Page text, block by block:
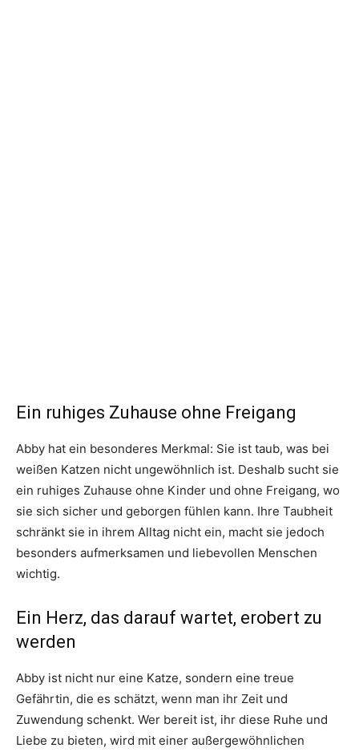
Ein ruhiges Zuhause ohne Freigang
Abby hat ein besonderes Merkmal: Sie ist taub, was bei
weißen Katzen nicht ungewöhnlich ist. Deshalb sucht sie
ein ruhiges Zuhause ohne Kinder und ohne Freigang, wo
sie sich sicher und geborgen fühlen kann. Ihre Taubheit
schränkt sie in ihrem Alltag nicht ein, macht sie jedoch
besonders aufmerksamen und liebevollen Menschen
wichtig.
Ein Herz, das darauf wartet, erobert zu
werden
Abby ist nicht nur eine Katze, sondern eine treue
Gefährtin, die es schätzt, wenn man ihr Zeit und
Zuwendung schenkt. Wer bereit ist, ihr diese Ruhe und
Liebe zu bieten, wird mit einer außergewöhnlichen